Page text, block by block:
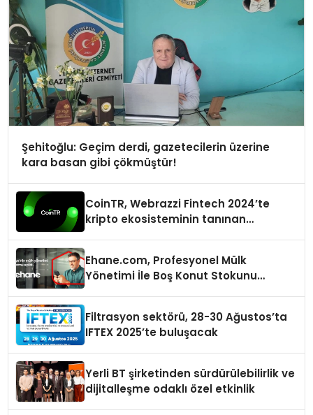
Şehitoğlu: Geçim derdi, gazetecilerin üzerine
kara basan gibi çökmüştür!
CoinTR, Webrazzi Fintech 2024’te
kripto ekosisteminin tanınan
Ehane.com, Profesyonel Mülk
Yönetimi İle Boş Konut Stokunu
Filtrasyon sektörü, 28-30 Ağustos’ta
IFTEX 2025’te buluşacak
Yerli BT şirketinden sürdürülebilirlik ve
dijitalleşme odaklı özel etkinlik